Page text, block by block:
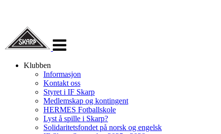
navigasjon
Klubben
Informasjon
Kontakt oss
Styret i IF Skarp
Medlemskap og kontingent
HERMES Fotballskole
Lyst å spille i Skarp?
Solidaritetsfondet på norsk og engelsk